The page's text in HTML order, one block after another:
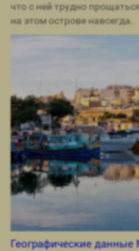
что с ней трудно
на этом острове навсегда.
Географические данные